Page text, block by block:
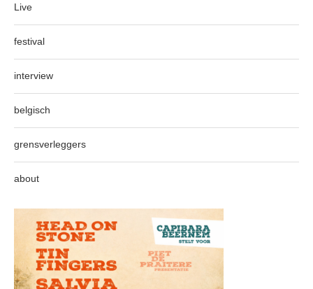
Live
festival
interview
belgisch
grensverleggers
about